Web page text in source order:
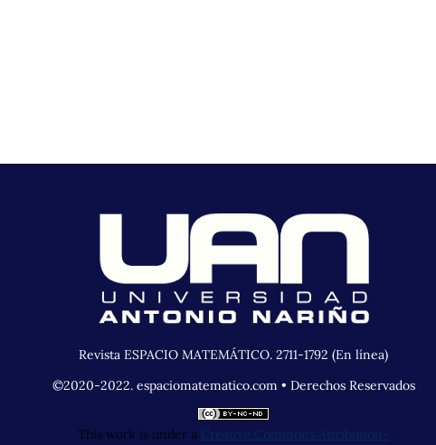
Revista ESPACIO MATEMÁTICO. 2711-1792 (En línea)
©2020-2022. espaciomatematico.com • Derechos Reservados
This work is under a Creative Commons Attribution-